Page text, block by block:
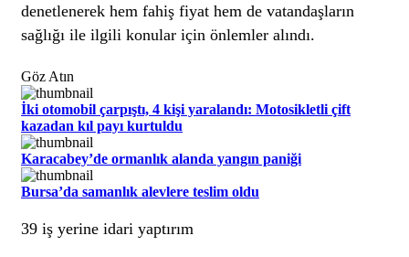
denetlenerek hem fahiş fiyat hem de vatandaşların
sağlığı ile ilgili konular için önlemler alındı.
Göz Atın
İki otomobil çarpıştı, 4 kişi yaralandı: Motosikletli çift
kazadan kıl payı kurtuldu
Karacabey’de ormanlık alanda yangın paniği
Bursa’da samanlık alevlere teslim oldu
39 iş yerine idari yaptırım